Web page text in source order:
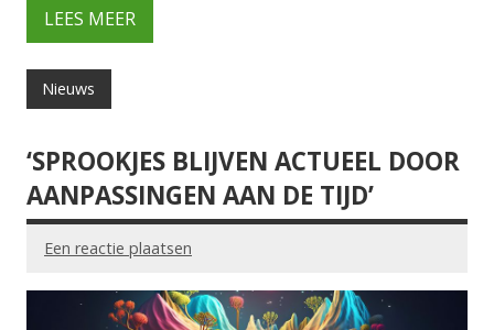
LEES MEER
Nieuws
‘SPROOKJES BLIJVEN ACTUEEL DOOR
AANPASSINGEN AAN DE TIJD’
Een reactie plaatsen